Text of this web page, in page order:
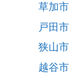
草加市
戸田市
狭山市
越谷市